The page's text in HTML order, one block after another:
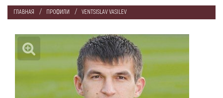
ГЛАВНАЯ ПРОФИЛИ VENTSISLAV VASILEV